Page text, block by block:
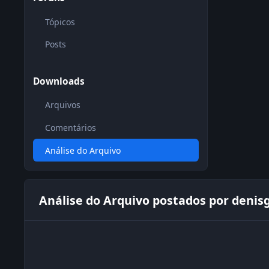
Tópicos
Posts
Downloads
Arquivos
Comentários
Análise do Arquivo
Análise do Arquivo postados por